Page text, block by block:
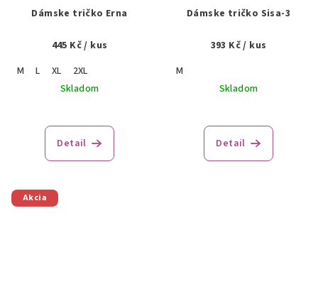
Dámske tričko Erna
445 Kč/ kus
M
L XL
2XL
Skladom
Detail
Dámske tričko Sisa-3
393 Kč/ kus
M
Skladom
Detail
Akcia